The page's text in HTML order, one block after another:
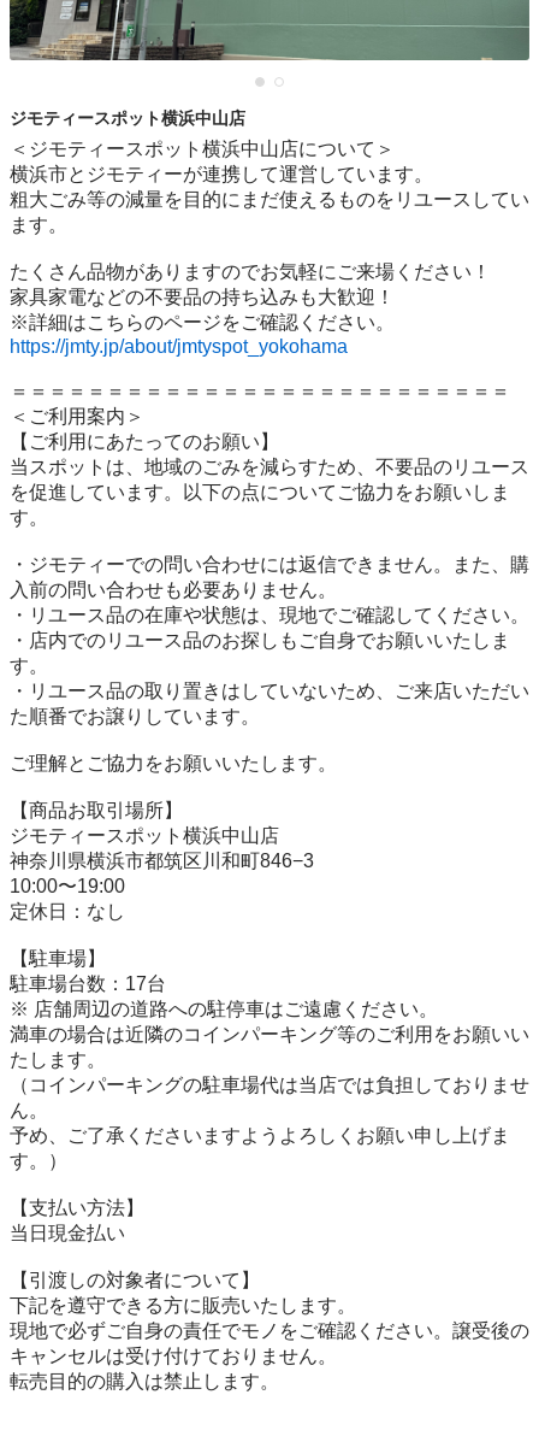
ジモティースポット横浜中山店
＜ジモティースポット横浜中山店について＞
横浜市とジモティーが連携して運営しています。
粗⼤ごみ等の減量を⽬的にまだ使えるものをリユースしてい
ます。
たくさん品物がありますのでお気軽にご来場ください！
家具家電などの不要品の持ち込みも大歓迎！
https://jmty.jp/about/jmtyspot_yokohama
＝＝＝＝＝＝＝＝＝＝＝＝＝＝＝＝＝＝＝＝＝＝＝＝＝＝
＜ご利用案内＞
【ご利用にあたってのお願い】
当スポットは、地域のごみを減らすため、不要品のリユース
を促進しています。以下の点についてご協力をお願いしま
す。
・ジモティーでの問い合わせには返信できません。また、購
入前の問い合わせも必要ありません。
・リユース品の在庫や状態は、現地でご確認してください。
・店内でのリユース品のお探しもご自身でお願いいたしま
す。
・リユース品の取り置きはしていないため、ご来店いただい
た順番でお譲りしています。
ご理解とご協力をお願いいたします。
【商品お取引場所】
ジモティースポット横浜中山店
神奈川県横浜市都筑区川和町846−3
10:00〜19:00
定休日：なし
【駐⾞場】
駐車場台数：17台
※ 店舗周辺の道路への駐停車はご遠慮ください。
満車の場合は近隣のコインパーキング等のご利用をお願いい
たします。
（コインパーキングの駐車場代は当店では負担しておりませ
ん。
予め、ご了承くださいますようよろしくお願い申し上げま
す。）
【⽀払い⽅法】
当日現金払い
【引渡しの対象者について】
下記を遵守できる⽅に販売いたします。
現地で必ずご⾃⾝の責任でモノをご確認ください。譲受後の
キャンセルは受け付けておりません。
転売⽬的の購⼊は禁⽌します。